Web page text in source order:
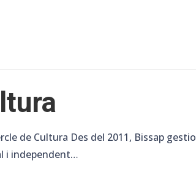
de Cultura Des del 2011, Bissap
i independent…